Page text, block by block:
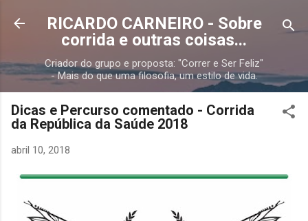
Pular para o conteúdo principal
RICARDO CARNEIRO - Sobre
corrida e outras coisas...
Criador do grupo e proposta: "Correr e Ser Feliz"
- Mais do que uma filosofia, um estilo de vida.
Dicas e Percurso comentado - Corrida
da República da Saúde 2018
abril 10, 2018